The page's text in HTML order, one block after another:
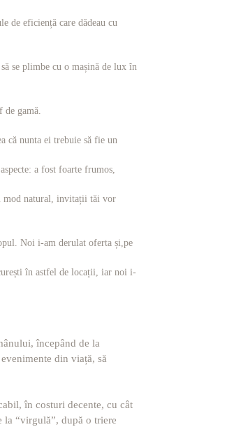
de eficiență care dădeau cu
se plimbe cu o mașină de lux în
de gamă.
că nunta ei trebuie să fie un
a fost foarte frumos,
mod natural, invitații tăi vor
Noi i-am derulat oferta și,pe
în astfel de locații, iar noi i-
începând de la
din viață, să
în costuri decente, cu cât
la “virgulă”, după o triere